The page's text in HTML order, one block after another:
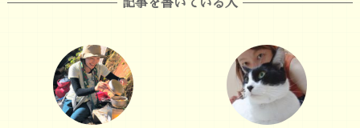
記事を書いている人